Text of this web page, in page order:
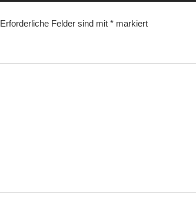
Erforderliche Felder sind mit* markiert